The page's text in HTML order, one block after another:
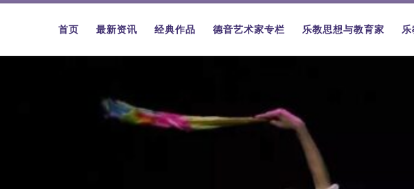
首页 最新资讯 经典作品 德音艺术家专栏 乐教思想与教育家 乐